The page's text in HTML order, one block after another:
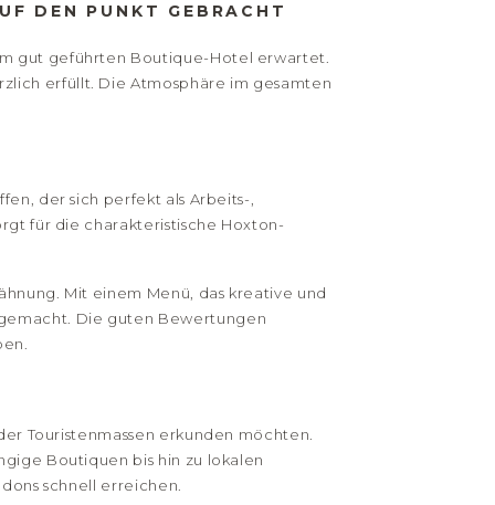
DEN PUNKT GEBRACHT
gut geführten Boutique-Hotel erwartet.
erfüllt. Die Atmosphäre im gesamten
der sich perfekt als Arbeits-,
für die charakteristische Hoxton-
Mit einem Menü, das kreative und
Die guten Bewertungen
Touristenmassen erkunden möchten.
Boutiquen bis hin zu lokalen
schnell erreichen.